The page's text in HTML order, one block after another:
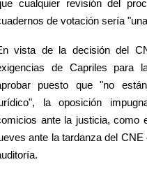
cualquier revisión del
de votación sería
vista de la decisión del
de Capriles para
puesto que "no
la oposición
ante la justicia, como
ante la tardanza del